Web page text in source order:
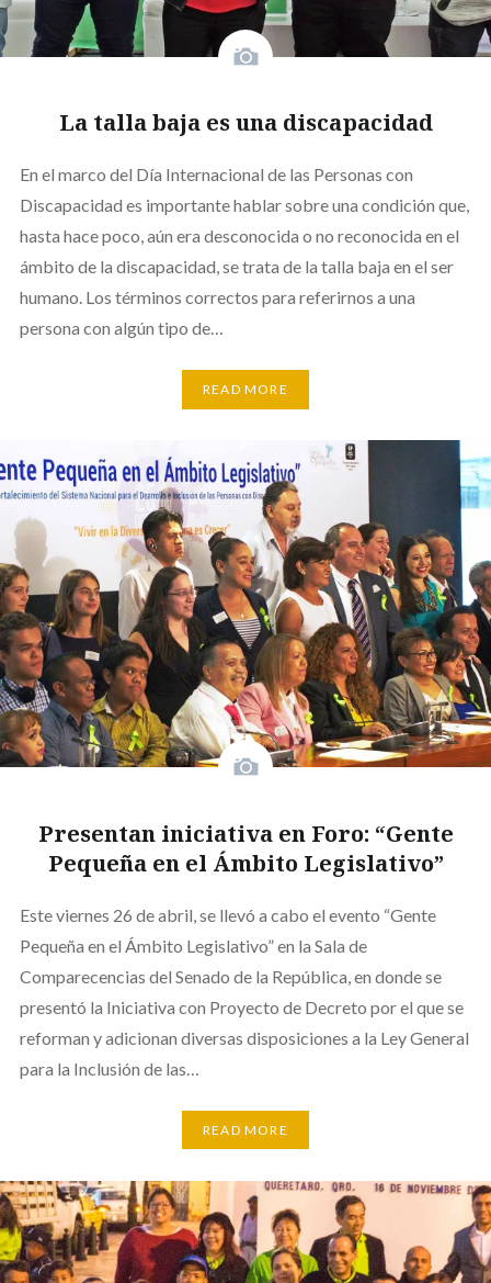
La talla baja es una discapacidad
En el marco del Día Internacional de las Personas con
Discapacidad es importante hablar sobre una condición que,
hasta hace poco, aún era desconocida o no reconocida en el
ámbito de la discapacidad, se trata de la talla baja en el ser
humano. Los términos correctos para referirnos a una
persona con algún tipo de…
READ MORE
Presentan iniciativa en Foro: “Gente
Pequeña en el Ámbito Legislativo”
Este viernes 26 de abril, se llevó a cabo el evento “Gente
Pequeña en el Ámbito Legislativo” en la Sala de
Comparecencias del Senado de la República, en donde se
presentó la Iniciativa con Proyecto de Decreto por el que se
reforman y adicionan diversas disposiciones a la Ley General
para la Inclusión de las…
READ MORE